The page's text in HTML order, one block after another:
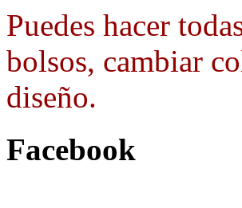
Puedes hacer
bolsos, cambiar
diseño.
Facebook